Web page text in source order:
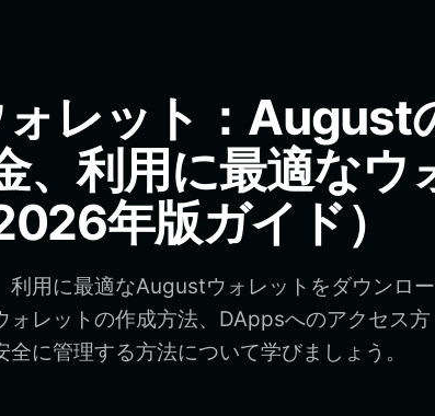
レット：August
、利用に最適なウ
年版ガイド）
用に最適なAugustウォレットをダウンロ
ォレットの作成方法、DAppsへのアクセス方
に管理する方法について学びましょう。